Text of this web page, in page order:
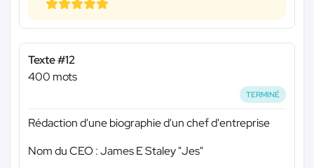
Texte #12
400 mots
TERMINÉ
Rédaction d'une biographie d'un chef d'entreprise
Nom du CEO : James E Staley "Jes"